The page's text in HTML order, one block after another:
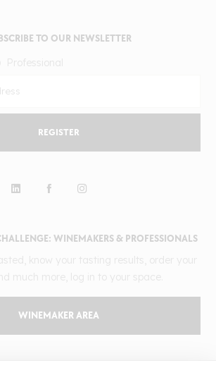
WINEMAKERS & PROFESSIONALS
WINEMAKER AREA
TO OUR NEWSLETTER
REGISTER